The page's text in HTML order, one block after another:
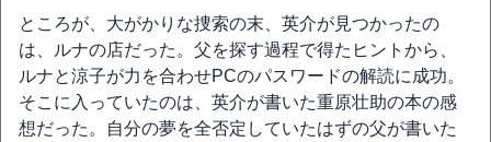
ところが、大がかりな捜索の末、英介が見つかったの
は、ルナの店だった。父を探す過程で得たヒントから、
ルナと涼子が力を合わせPCのパスワードの解読に成功。
そこに入っていたのは、英介が書いた重原壮助の本の感
想だった。自分の夢を全否定していたはずの父が書いた